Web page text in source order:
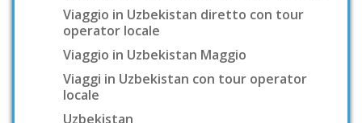
Viaggio in Uzbekistan diretto con tour
operator locale
Viaggio in Uzbekistan Maggio
Viaggi in Uzbekistan con tour operator
locale
Uzbekistan